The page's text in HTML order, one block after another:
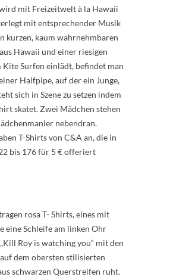
mit Freizeitwelt à la Hawaii
mit entsprechender Musik
kurzen, kaum wahrnehmbaren
Hawaii und einer riesigen
Kite Surfen einlädt, befindet man
Halfpipe, auf der ein Junge,
sich in Szene zu setzen indem
skatet. Zwei Mädchen stehen
nebendran.
T-Shirts von C&A an, die in
bis 176 für 5 € offeriert
rosa T- Shirts, eines mit
eine Schleife am linken Ohr
Roy is watching you“ mit den
dem obersten stilisierten
schwarzen Querstreifen ruht.